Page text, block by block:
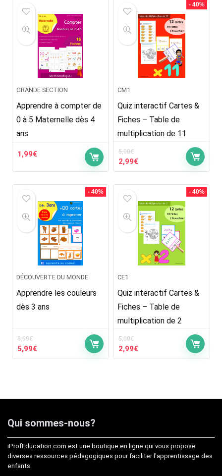
1,99€.1,45€.
GRANDE SECTION
Apprendre à compter de
0 à 5 Maternelle dès 4
ans
1,99€
- 40%
CM1
Quiz interactif Cartes &
Fiches – Table de
multiplication de 11
5,00€
Le
prix
5,00€.
2,99€Le
prix
2,99€.
- 40%
DÉCOUVERTE DU MONDE
Apprendre les couleurs
dès 3 ans
9,99€
Le
prix
5,99€Le
prix
- 40%
CE1
Quiz interactif Cartes &
Fiches – Table de
multiplication de 2
5,00€
Le
prix
2,99€Le
prix
Qui sommes-nous?
iProfEducation.com est une boutique en ligne qui vous propose
diverses ressources pédagogiques pour faciliter l'apprentissage des
enfants.